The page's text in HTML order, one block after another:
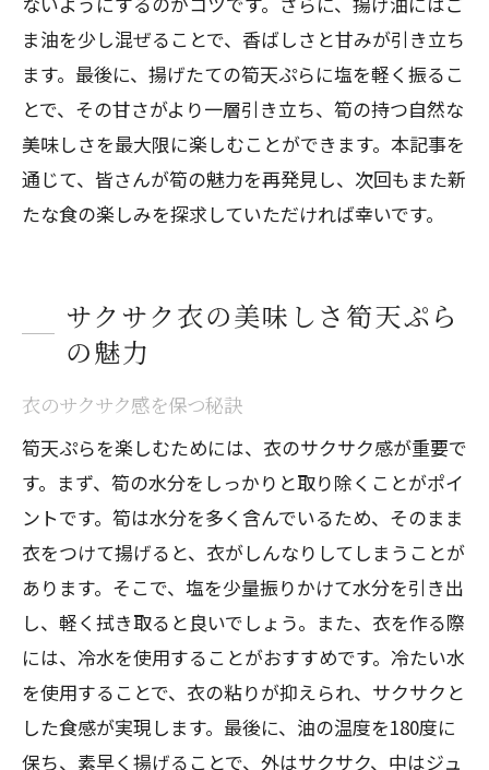
ま油を少し混ぜることで、香ばしさと甘みが引き立ち
ます。最後に、揚げたての筍天ぷらに塩を軽く振るこ
とで、その甘さがより一層引き立ち、筍の持つ自然な
美味しさを最大限に楽しむことができます。本記事を
通じて、皆さんが筍の魅力を再発見し、次回もまた新
たな食の楽しみを探求していただければ幸いです。
サクサク衣の美味しさ筍天ぷら
の魅力
衣のサクサク感を保つ秘訣
筍天ぷらを楽しむためには、衣のサクサク感が重要で
す。まず、筍の水分をしっかりと取り除くことがポイ
ントです。筍は水分を多く含んでいるため、そのまま
衣をつけて揚げると、衣がしんなりしてしまうことが
あります。そこで、塩を少量振りかけて水分を引き出
し、軽く拭き取ると良いでしょう。また、衣を作る際
には、冷水を使用することがおすすめです。冷たい水
を使用することで、衣の粘りが抑えられ、サクサクと
した食感が実現します。最後に、油の温度を180度に
保ち、素早く揚げることで、外はサクサク、中はジュ